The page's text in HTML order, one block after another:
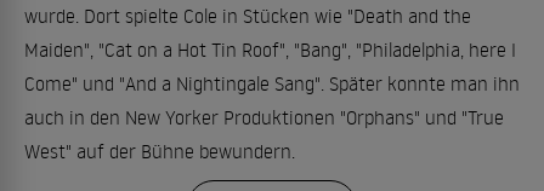
wurde. Dort spielte Cole in Stücken wie "Death and the
Maiden", "Cat on a Hot Tin Roof", "Bang", "Philadelphia, here I
Come" und "And a Nightingale Sang". Später konnte man ihn
auch in den New Yorker Produktionen "Orphans" und "True
West" auf der Bühne bewundern.